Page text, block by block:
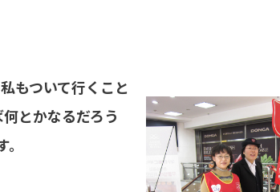
もついて行くこと
とかなるだろう